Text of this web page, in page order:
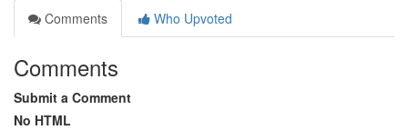
Comments
Who Upvoted
Comments
Submit a Comment
No HTML